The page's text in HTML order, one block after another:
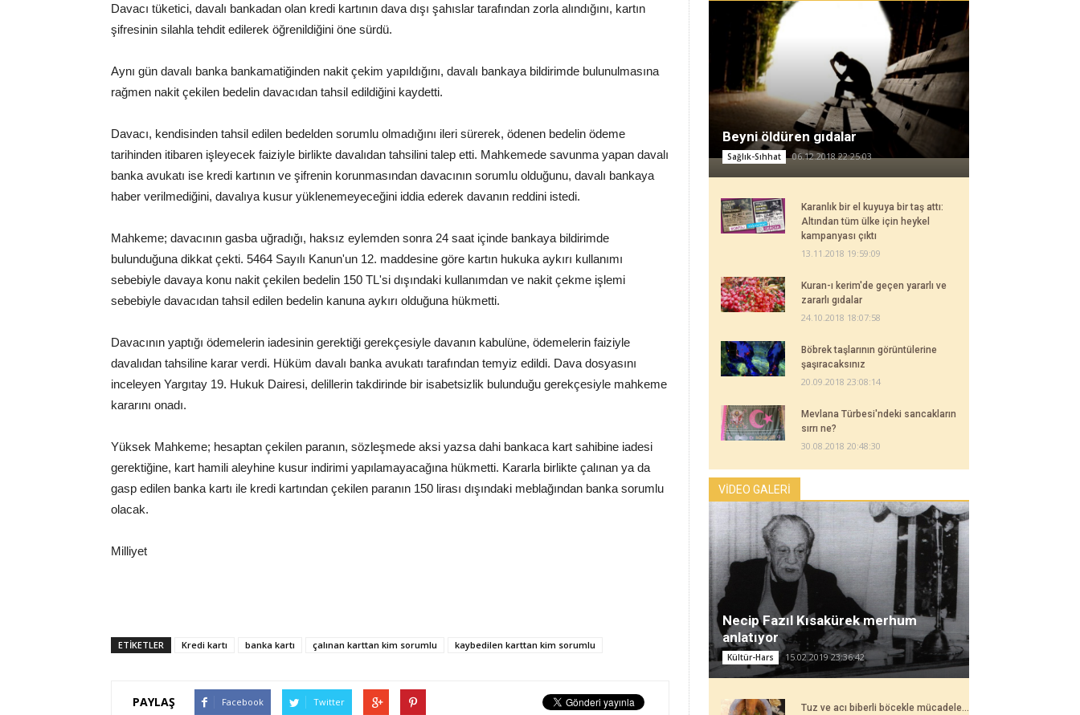
Davacı tüketici, davalı bankadan olan kredi kartının dava dışı şahıslar tarafından zorla alındığını, kartın
şifresinin silahla tehdit edilerek öğrenildiğini öne sürdü.
Aynı gün davalı banka bankamatiğinden nakit çekim yapıldığını, davalı bankaya bildirimde bulunulmasına
rağmen nakit çekilen bedelin davacıdan tahsil edildiğini kaydetti.
Davacı, kendisinden tahsil edilen bedelden sorumlu olmadığını ileri sürerek, ödenen bedelin ödeme
tarihinden itibaren işleyecek faiziyle birlikte davalıdan tahsilini talep etti. Mahkemede savunma yapan davalı
banka avukatı ise kredi kartının ve şifrenin korunmasından davacının sorumlu olduğunu, davalı bankaya
haber verilmediğini, davalıya kusur yüklenemeyeceğini iddia ederek davanın reddini istedi.
Mahkeme; davacının gasba uğradığı, haksız eylemden sonra 24 saat içinde bankaya bildirimde
bulunduğuna dikkat çekti. 5464 Sayılı Kanun'un 12. maddesine göre kartın hukuka aykırı kullanımı
sebebiyle davaya konu nakit çekilen bedelin 150 TL'si dışındaki kullanımdan ve nakit çekme işlemi
sebebiyle davacıdan tahsil edilen bedelin kanuna aykırı olduğuna hükmetti.
Davacının yaptığı ödemelerin iadesinin gerektiği gerekçesiyle davanın kabulüne, ödemelerin faiziyle
davalıdan tahsiline karar verdi. Hüküm davalı banka avukatı tarafından temyiz edildi. Dava dosyasını
inceleyen Yargıtay 19. Hukuk Dairesi, delillerin takdirinde bir isabetsizlik bulunduğu gerekçesiyle mahkeme
kararını onadı.
Yüksek Mahkeme; hesaptan çekilen paranın, sözleşmede aksi yazsa dahi bankaca kart sahibine iadesi
gerektiğine, kart hamili aleyhine kusur indirimi yapılamayacağına hükmetti. Kararla birlikte çalınan ya da
gasp edilen banka kartı ile kredi kartından çekilen paranın 150 lirası dışındaki meblağından banka sorumlu
olacak.
Milliyet
ETİKETLER Kredi kartı banka kartı çalınan karttan kim sorumlu kaybedilen karttan kim sorumlu
PAYLAŞ Facebook Twitter
Beyni öldüren gıdalar
Sağlık-Sıhhat 06.12.2018 22:25:03
Karanlık bir el kuyuya bir taş attı:
Altından tüm ülke için heykel
kampanyası çıktı
13.11.2018 19:59:09
Kuran-ı kerim'de geçen yararlı ve
zararlı gıdalar
24.10.2018 18:07:58
Böbrek taşlarının görüntülerine
şaşıracaksınız
20.09.2018 23:08:14
Mevlana Türbesi'ndeki sancakların
sırrı ne?
30.08.2018 20:48:30
VİDEO GALERİ
Necip Fazıl Kısakürek merhum
anlatıyor
Kültür-Hars 15.02.2019 23:36:42
Tuz ve acı biberli böcekle mücadele...